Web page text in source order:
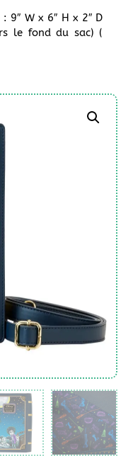
9″ W x 6″ H x 2″ D
le fond du sac) (